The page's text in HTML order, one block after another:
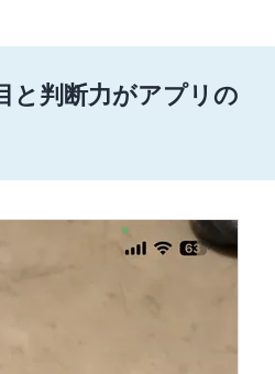
と判断力がアプリの